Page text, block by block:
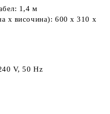
1,4 м
х височина): 600 x 310 x
V, 50 Hz